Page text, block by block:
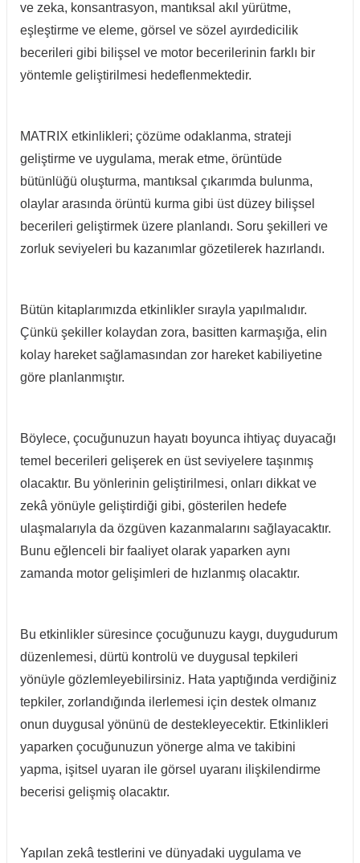
ve zeka, konsantrasyon, mantıksal akıl yürütme,
eşleştirme ve eleme, görsel ve sözel ayırdedicilik
becerileri gibi bilişsel ve motor becerilerinin farklı bir
yöntemle geliştirilmesi hedeflenmektedir.
MATRIX etkinlikleri; çözüme odaklanma, strateji
geliştirme ve uygulama, merak etme, örüntüde
bütünlüğü oluşturma, mantıksal çıkarımda bulunma,
olaylar arasında örüntü kurma gibi üst düzey bilişsel
becerileri geliştirmek üzere planlandı. Soru şekilleri ve
zorluk seviyeleri bu kazanımlar gözetilerek hazırlandı.
Bütün kitaplarımızda etkinlikler sırayla yapılmalıdır.
Çünkü şekiller kolaydan zora, basitten karmaşığa, elin
kolay hareket sağlamasından zor hareket kabiliyetine
göre planlanmıştır.
Böylece, çocuğunuzun hayatı boyunca ihtiyaç duyacağı
temel becerileri gelişerek en üst seviyelere taşınmış
olacaktır. Bu yönlerinin geliştirilmesi, onları dikkat ve
zekâ yönüyle geliştirdiği gibi, gösterilen hedefe
ulaşmalarıyla da özgüven kazanmalarını sağlayacaktır.
Bunu eğlenceli bir faaliyet olarak yaparken aynı
zamanda motor gelişimleri de hızlanmış olacaktır.
Bu etkinlikler süresince çocuğunuzu kaygı, duygudurum
düzenlemesi, dürtü kontrolü ve duygusal tepkileri
yönüyle gözlemleyebilirsiniz. Hata yaptığında verdiğiniz
tepkiler, zorlandığında ilerlemesi için destek olmanız
onun duygusal yönünü de destekleyecektir. Etkinlikleri
yaparken çocuğunuzun yönerge alma ve takibini
yapma, işitsel uyaran ile görsel uyaranı ilişkilendirme
becerisi gelişmiş olacaktır.
Yapılan zekâ testlerini ve dünyadaki uygulama ve